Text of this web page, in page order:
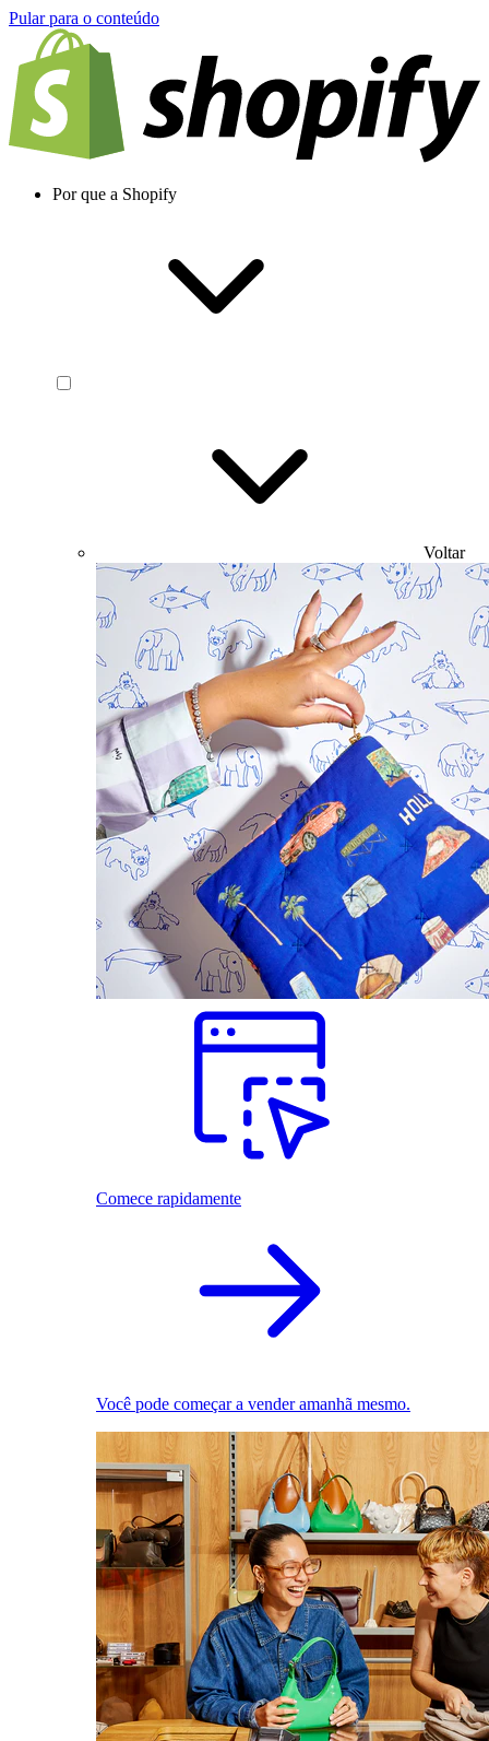
Pular para o conteúdo
Por que a Shopify
Voltar
Comece rapidamente
Você pode começar a vender amanhã mesmo.